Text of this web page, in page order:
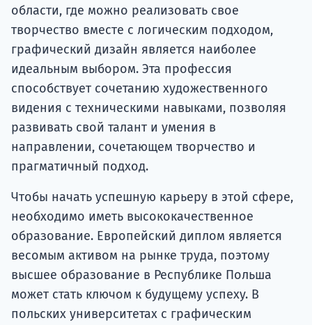
области, где можно реализовать свое
творчество вместе с логическим подходом,
графический дизайн является наиболее
идеальным выбором. Эта профессия
способствует сочетанию художественного
видения с техническими навыками, позволяя
развивать свой талант и умения в
направлении, сочетающем творчество и
прагматичный подход.
Чтобы начать успешную карьеру в этой сфере,
необходимо иметь высококачественное
образование. Европейский диплом является
весомым активом на рынке труда, поэтому
высшее образование в Республике Польша
может стать ключом к будущему успеху. В
польских университетах с графическим